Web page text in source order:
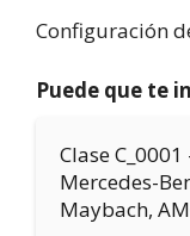
Configuración
Puede que te
Clase
Mercedes-
Maybach,